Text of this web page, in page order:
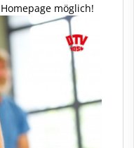
möglich!